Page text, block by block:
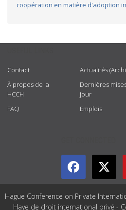
coopération en matière d'adoption
Contact
À propos de la
HCCH
FAQ
Actualités
Dernières
jour
Emplois
Hague Conference on Private
Haye de droit international privé -